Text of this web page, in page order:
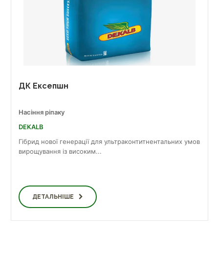
ДК Ексепшн
Насіння ріпаку
DEKALB
Гібрид нової генерації для ультраконтитнентальних умов
вирощування із високим...
ДЕТАЛЬНІШЕ